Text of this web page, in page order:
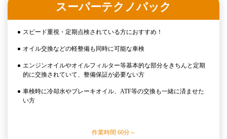
スーパーテクノパック
スピード重視・定期点検されている方におすすめ！
オイル交換などの軽整備も同時に可能な車検
エンジンオイルやオイルフィルター等基本的な部分をきちんと定期
的に交換されていて、整備保証が必要ない方
車検時に冷却水やブレーキオイル、ATF等の交換も一緒に済ませた
い方
作業時間 60分～